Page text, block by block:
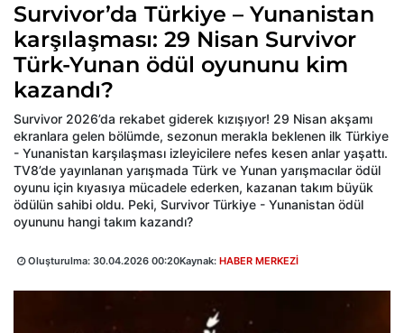
Survivor’da Türkiye – Yunanistan
karşılaşması: 29 Nisan Survivor
Türk-Yunan ödül oyununu kim
kazandı?
Survivor 2026’da rekabet giderek kızışıyor! 29 Nisan akşamı
ekranlara gelen bölümde, sezonun merakla beklenen ilk Türkiye
- Yunanistan karşılaşması izleyicilere nefes kesen anlar yaşattı.
TV8’de yayınlanan yarışmada Türk ve Yunan yarışmacılar ödül
oyunu için kıyasıya mücadele ederken, kazanan takım büyük
ödülün sahibi oldu. Peki, Survivor Türkiye - Yunanistan ödül
oyununu hangi takım kazandı?
Oluşturulma: 30.04.2026 00:20Kaynak: HABER MERKEZİ